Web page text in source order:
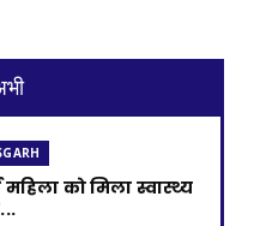
को मिला स्वास्थ्य